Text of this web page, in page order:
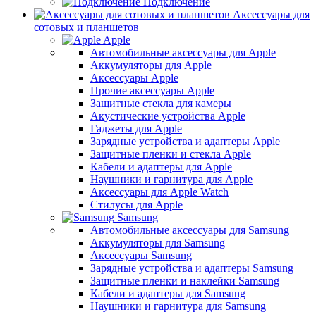
Аксессуары для
сотовых и планшетов
Apple
Автомобильные аксессуары для Apple
Аккумуляторы для Apple
Аксессуары Apple
Прочие аксессуары Apple
Защитные стекла для камеры
Акустические устройства Apple
Гаджеты для Apple
Зарядные устройства и адаптеры Apple
Защитные пленки и стекла Apple
Кабели и адаптеры для Apple
Наушники и гарнитура для Apple
Аксессуары для Apple Watch
Стилусы для Apple
Samsung
Автомобильные аксессуары для Samsung
Аккумуляторы для Samsung
Аксессуары Samsung
Зарядные устройства и адаптеры Samsung
Защитные пленки и наклейки Samsung
Кабели и адаптеры для Samsung
Наушники и гарнитура для Samsung